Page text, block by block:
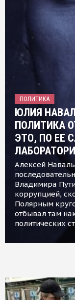
ПОЛИТИКА
ЮЛИЯ
ПОЛИТИКА
ЭТО, ПО ЕЕ
Алексей
Владимира
коррупцией,
Полярным
отбывал там
политических